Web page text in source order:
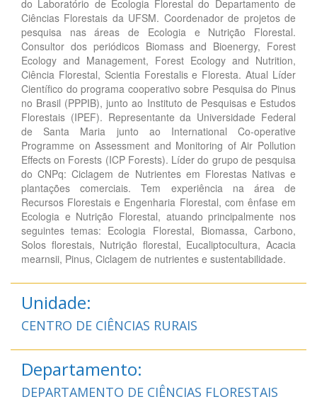
do Laboratório de Ecologia Florestal do Departamento de
Ciências Florestais da UFSM. Coordenador de projetos de
pesquisa nas áreas de Ecologia e Nutrição Florestal.
Consultor dos periódicos Biomass and Bioenergy, Forest
Ecology and Management, Forest Ecology and Nutrition,
Ciência Florestal, Scientia Forestalis e Floresta. Atual Líder
Científico do programa cooperativo sobre Pesquisa do Pinus
no Brasil (PPPIB), junto ao Instituto de Pesquisas e Estudos
Florestais (IPEF). Representante da Universidade Federal
de Santa Maria junto ao International Co-operative
Programme on Assessment and Monitoring of Air Pollution
Effects on Forests (ICP Forests). Líder do grupo de pesquisa
do CNPq: Ciclagem de Nutrientes em Florestas Nativas e
plantações comerciais. Tem experiência na área de
Recursos Florestais e Engenharia Florestal, com ênfase em
Ecologia e Nutrição Florestal, atuando principalmente nos
seguintes temas: Ecologia Florestal, Biomassa, Carbono,
Solos florestais, Nutrição florestal, Eucaliptocultura, Acacia
mearnsii, Pinus, Ciclagem de nutrientes e sustentabilidade.
Unidade:
CENTRO DE CIÊNCIAS RURAIS
Departamento:
DEPARTAMENTO DE CIÊNCIAS FLORESTAIS